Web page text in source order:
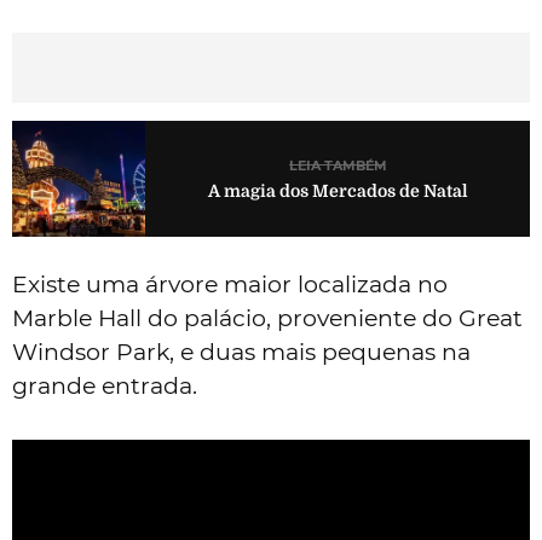
LEIA TAMBÉM
A magia dos Mercados de Natal
Existe uma árvore maior localizada no
Marble Hall do palácio, proveniente do Great
Windsor Park, e duas mais pequenas na
grande entrada.